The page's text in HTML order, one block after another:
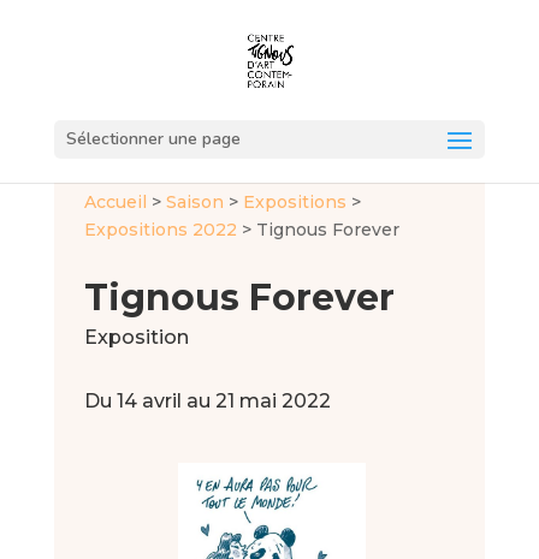
Sélectionner une page
Accueil > Saison > Expositions >
Expositions 2022 > Tignous Forever
Tignous Forever
Exposition
Du 14 avril au 21 mai 2022